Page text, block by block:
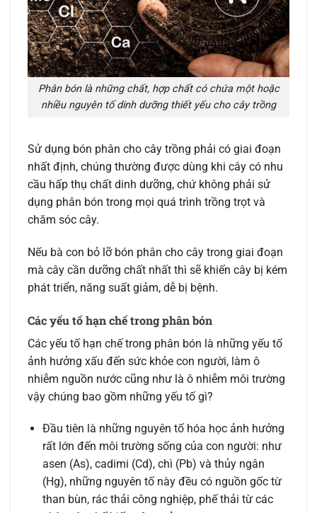
Phân bón là những chất, hợp chất có chứa một hoặc
nhiều nguyên tố dinh dưỡng thiết yếu cho cây trồng
Sử dụng bón phân cho cây trồng phải có giai đoạn
nhất định, chúng thường được dùng khi cây có nhu
cầu hấp thụ chất dinh dưỡng, chứ không phải sử
dụng phân bón trong mọi quá trình trồng trọt và
chăm sóc cây.
Nếu bà con bỏ lỡ bón phân cho cây trong giai đoạn
mà cây cần dưỡng chất nhất thì sẽ khiến cây bị kém
phát triển, năng suất giảm, dễ bị bệnh.
Các yếu tố hạn chế trong phân bón
Các yếu tố hạn chế trong phân bón là những yếu tố
ảnh hưởng xấu đến sức khỏe con người, làm ô
nhiễm nguồn nước cũng như là ô nhiễm môi trường
vậy chúng bao gồm những yếu tố gì?
Đầu tiên là những nguyên tố hóa học ảnh hưởng
rất lớn đến môi trường sống của con người: như
asen (As), cadimi (Cd), chì (Pb) và thủy ngân
(Hg), những nguyên tố này đều có nguồn gốc từ
than bùn, rác thải công nghiệp, phế thải từ các